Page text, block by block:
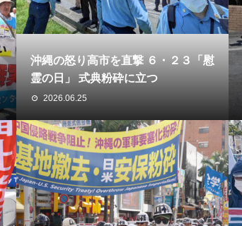
沖縄の怒り高市を直撃 ６・２３「慰
霊の日」 式典粉砕に立つ
2026.06.25